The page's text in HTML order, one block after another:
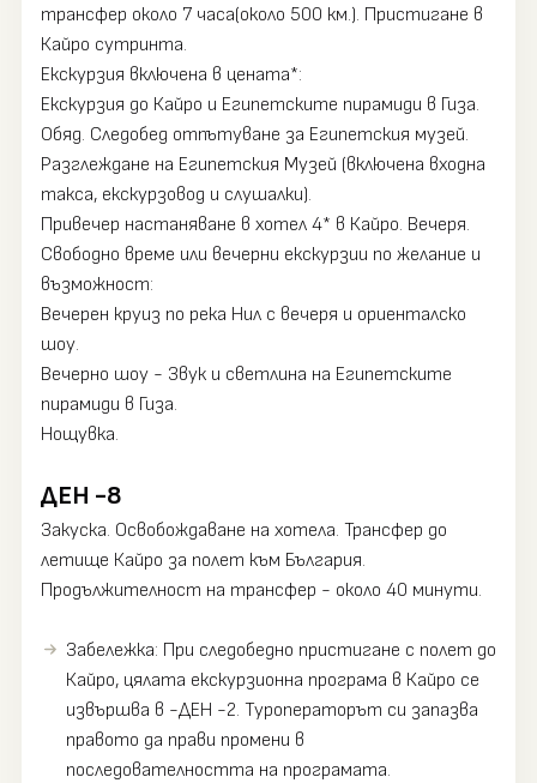
трансфер около 7 часа(около 500 км.). Пристигане в
Кайро сутринта.
Екскурзия включена в цената*:
Екскурзия до Кайро и Египетските пирамиди в Гиза.
Обяд. Следобед отпътуване за Египетския музей.
Разглеждане на Египетския Музей (включена входна
такса, екскурзовод и слушалки).
Привечер настаняване в хотел 4* в Кайро. Вечеря.
Свободно време или вечерни екскурзии по желание и
възможност:
Вечерен круиз по река Нил с вечеря и ориенталско
шоу.
Вечерно шоу - Звук и светлина на Египетските
пирамиди в Гиза.
Нощувка.
ДЕН -8
Закуска. Освобождаване на хотела. Трансфер до
летище Кайро за полет към България.
Продължителност на трансфер - около 40 минути.
Забележка: При следобедно пристигане с полет до
Кайро, цялата екскурзионна програма в Кайро се
извършва в -ДЕН -2. Туроператорът си запазва
правото да прави промени в
последователността на програмата.